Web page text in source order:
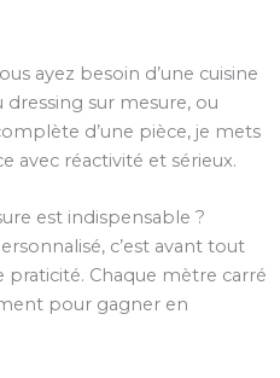
ayez besoin d’une cuisine
sur mesure, ou
d’une pièce, je mets
avec réactivité et sérieux.
est indispensable ?
c’est avant tout
Chaque mètre carré
pour gagner en